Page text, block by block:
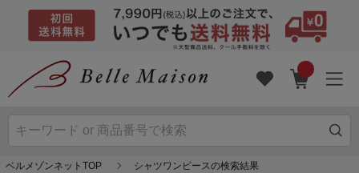
ベルメゾンネットTOP シャツワンピースの検索結果